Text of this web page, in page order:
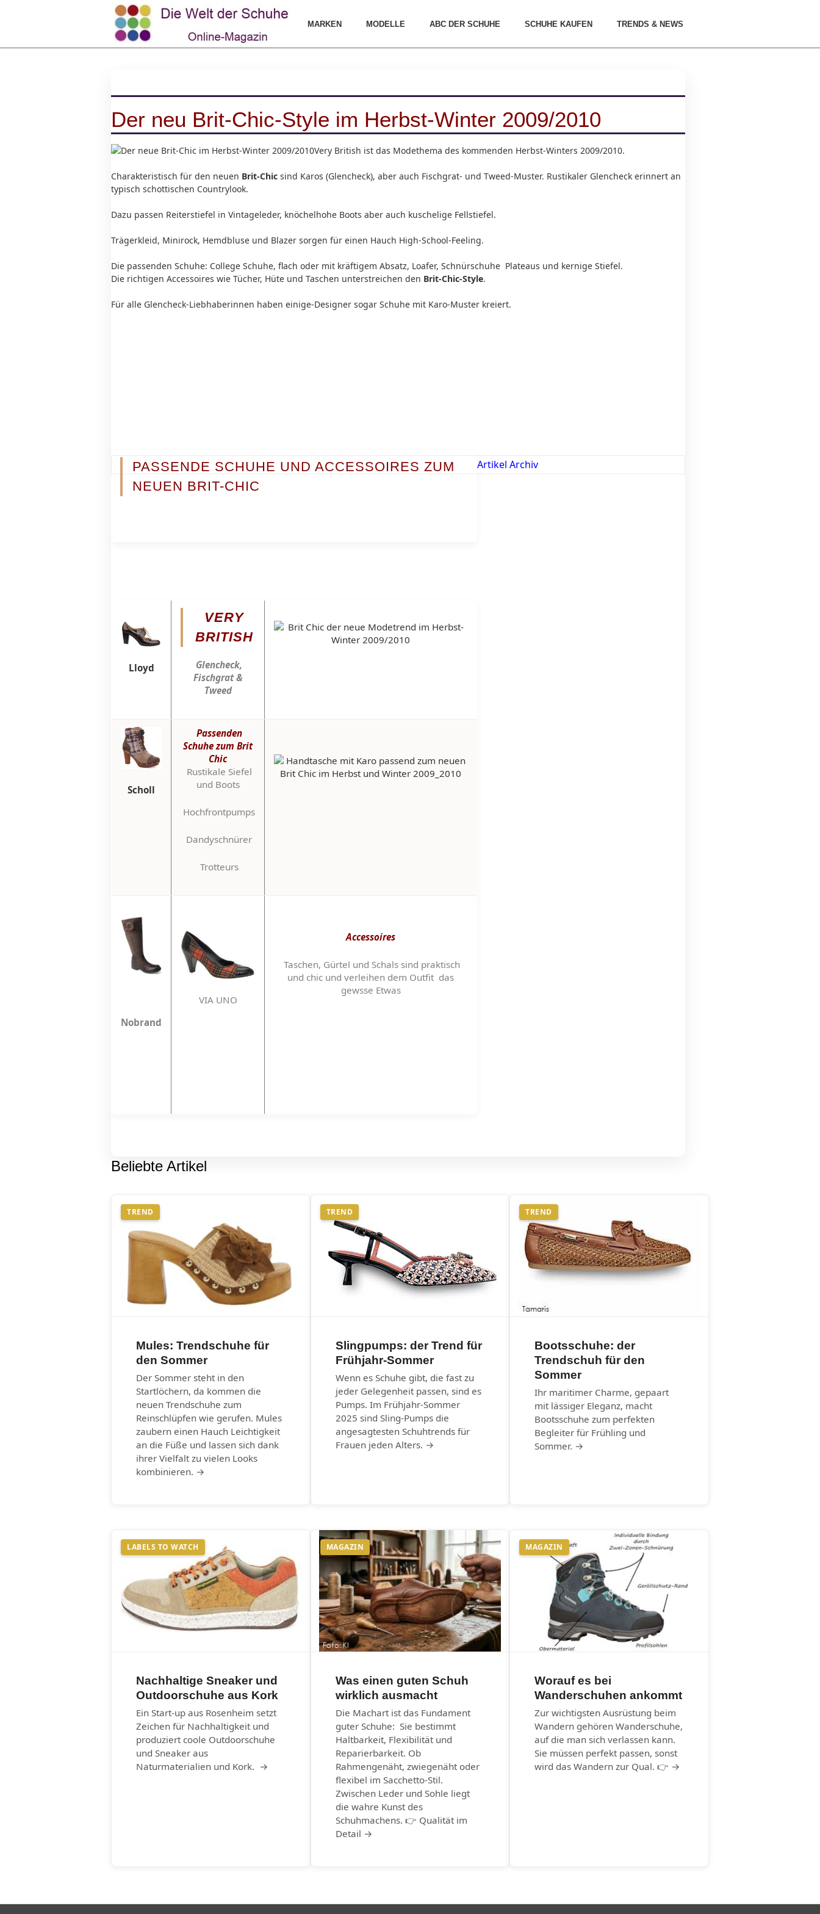
MARKEN MODELLE ABC DER SCHUHE SCHUHE KAUFEN TRENDS & NEWS
Der neu Brit-Chic-Style im Herbst-Winter 2009/2010
Very British ist das Modethema des kommenden Herbst-Winters 2009/2010.
Charakteristisch für den neuen Brit-Chic sind Karos (Glencheck), aber auch Fischgrat- und Tweed-Muster. Rustikaler Glencheck erinnert an
typisch schottischen Countrylook.
Dazu passen Reiterstiefel in Vintageleder, knöchelhohe Boots aber auch kuschelige Fellstiefel.
Trägerkleid, Minirock, Hemdbluse und Blazer sorgen für einen Hauch High-School-Feeling.
Die passenden Schuhe: College Schuhe, flach oder mit kräftigem Absatz, Loafer, Schnürschuhe Plateaus und kernige Stiefel.
Die richtigen Accessoires wie Tücher, Hüte und Taschen unterstreichen den Brit-Chic-Style.
Für alle Glencheck-Liebhaberinnen haben einige-Designer sogar Schuhe mit Karo-Muster kreiert.
PASSENDE SCHUHE UND ACCESSOIRES ZUM
NEUEN BRIT-CHIC
Lloyd
VERY
BRITISH
Glencheck,
Fischgrat &
Tweed
Scholl
Passenden
Schuhe zum Brit
Chic
Rustikale Siefel
und Boots
Hochfrontpumps
Dandyschnürer
Trotteurs
Nobrand
VIA UNO
Accessoires
Taschen, Gürtel und Schals sind praktisch
und chic und verleihen dem Outfit das
gewsse Etwas
Artikel Archiv
Beliebte Artikel
TREND
Mules: Trendschuhe für
den Sommer
Der Sommer steht in den
Startlöchern, da kommen die
neuen Trendschuhe zum
Reinschlüpfen wie gerufen. Mules
zaubern einen Hauch Leichtigkeit
an die Füße und lassen sich dank
ihrer Vielfalt zu vielen Looks
kombinieren. →
TREND
Slingpumps: der Trend für
Frühjahr-Sommer
Wenn es Schuhe gibt, die fast zu
jeder Gelegenheit passen, sind es
Pumps. Im Frühjahr-Sommer
2025 sind Sling-Pumps die
angesagtesten Schuhtrends für
Frauen jeden Alters. →
TREND
Bootsschuhe: der
Trendschuh für den
Sommer
Ihr maritimer Charme, gepaart
mit lässiger Eleganz, macht
Bootsschuhe zum perfekten
Begleiter für Frühling und
Sommer. →
LABELS TO WATCH
Nachhaltige Sneaker und
Outdoorschuhe aus Kork
Ein Start-up aus Rosenheim setzt
Zeichen für Nachhaltigkeit und
produziert coole Outdoorschuhe
und Sneaker aus
Naturmaterialien und Kork. →
MAGAZIN
Was einen guten Schuh
wirklich ausmacht
Die Machart ist das Fundament
guter Schuhe: Sie bestimmt
Haltbarkeit, Flexibilität und
Reparierbarkeit. Ob
Rahmengenäht, zwiegenäht oder
flexibel im Sacchetto-Stil.
Zwischen Leder und Sohle liegt
die wahre Kunst des
Schuhmachens. 👉 Qualität im
Detail →
MAGAZIN
Worauf es bei
Wanderschuhen ankommt
Zur wichtigsten Ausrüstung beim
Wandern gehören Wanderschuhe,
auf die man sich verlassen kann.
Sie müssen perfekt passen, sonst
wird das Wandern zur Qual. 👉 →